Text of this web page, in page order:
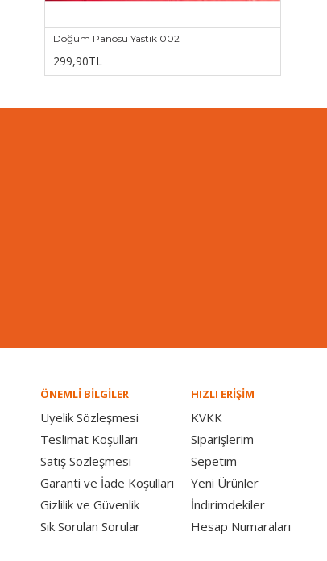
Doğum Panosu Yastık 002
299,90TL
ÖNEMLİ BİLGİLER
Üyelik Sözleşmesi
Teslimat Koşulları
Satış Sözleşmesi
Garanti ve İade Koşulları
Gizlilik ve Güvenlik
Sık Sorulan Sorular
HIZLI ERİŞİM
KVKK
Siparişlerim
Sepetim
Yeni Ürünler
İndirimdekiler
Hesap Numaraları